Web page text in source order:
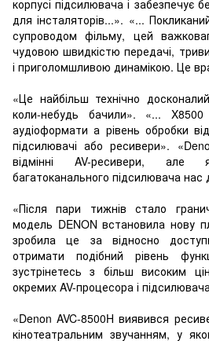
корпусі підсилювача і забезпечує
для інсталяторів...». «...
супроводом фільму, цей
чудовою швидкістю передачі,
і приголомшливою динамікою. Це
«Це найбільш технічно
коли-небудь бачили». «... X8500
аудіоформати а рівень обробки
підсилювачі або ресивери».
відмінні AV-ресивери, але
багатоканального підсилювача нас
«Після пари тижнів стало
модель DENON встановила нову
зробила це за відносно
отримати подібний рівень
зустрінетесь з більш високим
окремих AV-процесора і
«Denon AVC-8500H виявився
кінотеатральним звучанням, у